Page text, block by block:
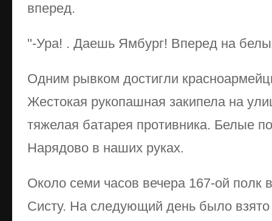
вперед.
"-Ура! . Даешь Ямбург! Вперед на
Одним рывком достигли
Жестокая рукопашная закипела на
тяжелая батарея противника. Белые
Нарядово в наших руках.
Около семи часов вечера 167-ой полк
Систу. На следующий день было